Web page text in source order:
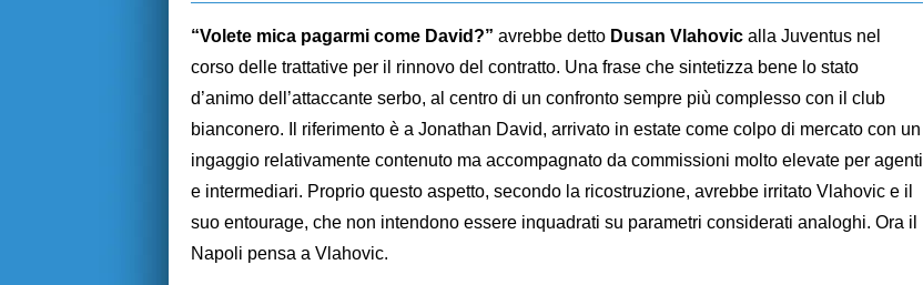
“Volete mica pagarmi come David?” avrebbe detto Dusan Vlahovic alla Juventus nel
corso delle trattative per il rinnovo del contratto. Una frase che sintetizza bene lo stato
d’animo dell’attaccante serbo, al centro di un confronto sempre più complesso con il club
bianconero. Il riferimento è a Jonathan David, arrivato in estate come colpo di mercato con un
ingaggio relativamente contenuto ma accompagnato da commissioni molto elevate per agenti
e intermediari. Proprio questo aspetto, secondo la ricostruzione, avrebbe irritato Vlahovic e il
suo entourage, che non intendono essere inquadrati su parametri considerati analoghi. Ora il
Napoli pensa a Vlahovic.